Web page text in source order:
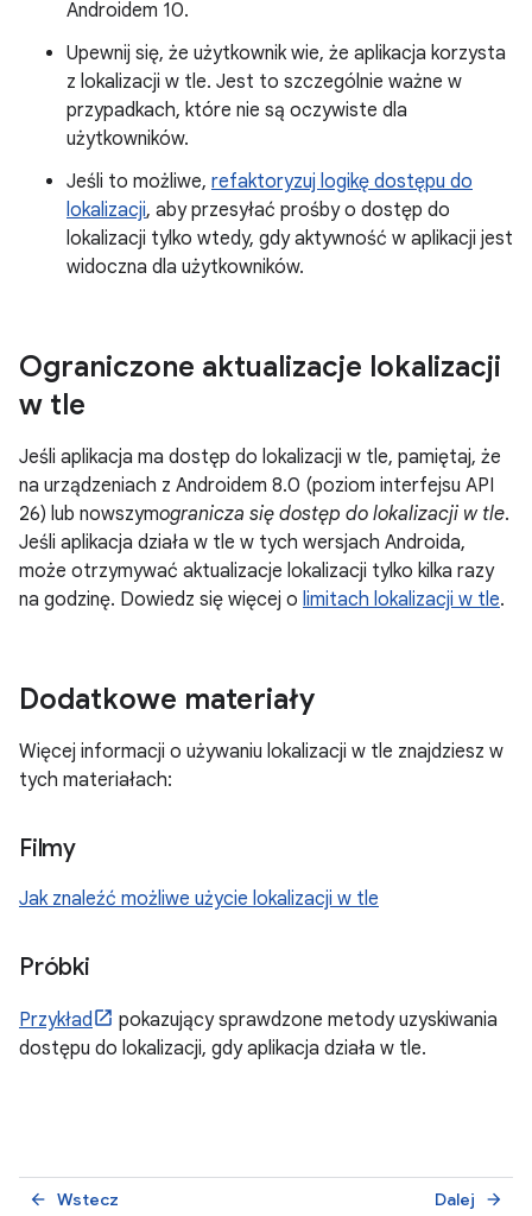
Androidem 10.
Upewnij się, że użytkownik wie, że aplikacja korzysta
z lokalizacji w tle. Jest to szczególnie ważne w
przypadkach, które nie są oczywiste dla
użytkowników.
Jeśli to możliwe, refaktoryzuj logikę dostępu do
lokalizacji, aby przesyłać prośby o dostęp do
lokalizacji tylko wtedy, gdy aktywność w aplikacji jest
widoczna dla użytkowników.
Ograniczone aktualizacje lokalizacji
w tle
Jeśli aplikacja ma dostęp do lokalizacji w tle, pamiętaj, że
na urządzeniach z Androidem 8.0 (poziom interfejsu API
26) lub nowszymogranicza się dostęp do lokalizacji w tle.
Jeśli aplikacja działa w tle w tych wersjach Androida,
może otrzymywać aktualizacje lokalizacji tylko kilka razy
na godzinę. Dowiedz się więcej o limitach lokalizacji w tle.
Dodatkowe materiały
Więcej informacji o używaniu lokalizacji w tle znajdziesz w
tych materiałach:
Filmy
Jak znaleźć możliwe użycie lokalizacji w tle
Próbki
Przykład
pokazujący sprawdzone metody uzyskiwania
dostępu do lokalizacji, gdy aplikacja działa w tle.
Wstecz
arrow_back Dalej arrow_forward